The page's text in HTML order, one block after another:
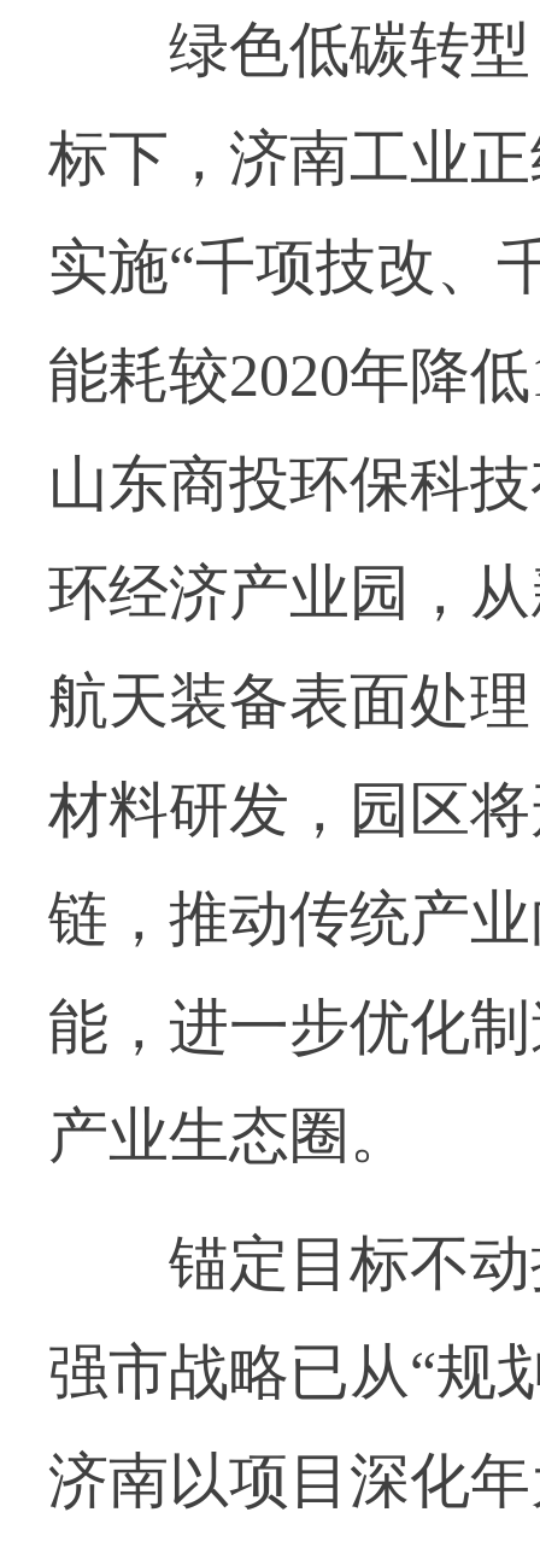
绿色低碳转型
标下，济南工业
实施“千项技改、
能耗较2020年降
山东商投环保科
环经济产业园，
航天装备表面处
材料研发，园区
链，推动传统产
能，进一步优化
产业生态圈。
锚定目标不动
强市战略已从“规
济南以项目深化